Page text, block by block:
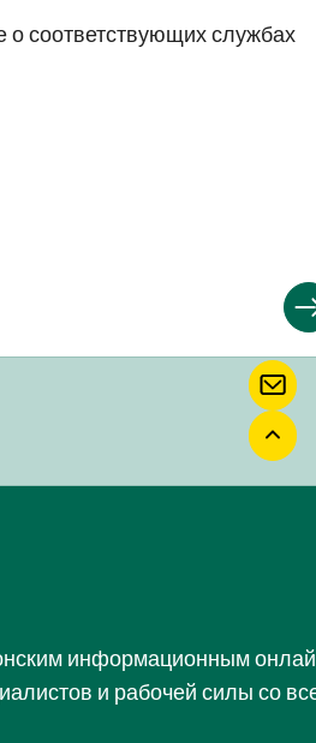
о соответствующих службах
информационным
и рабочей силы со